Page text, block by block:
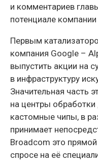
и комментариев
потенциале
Первым
компания Google –
выпустить акции на
в инфраструктуру
Значительная часть
на центры
кастомные чипы, в
принимает
Broadcom это
спросе на её